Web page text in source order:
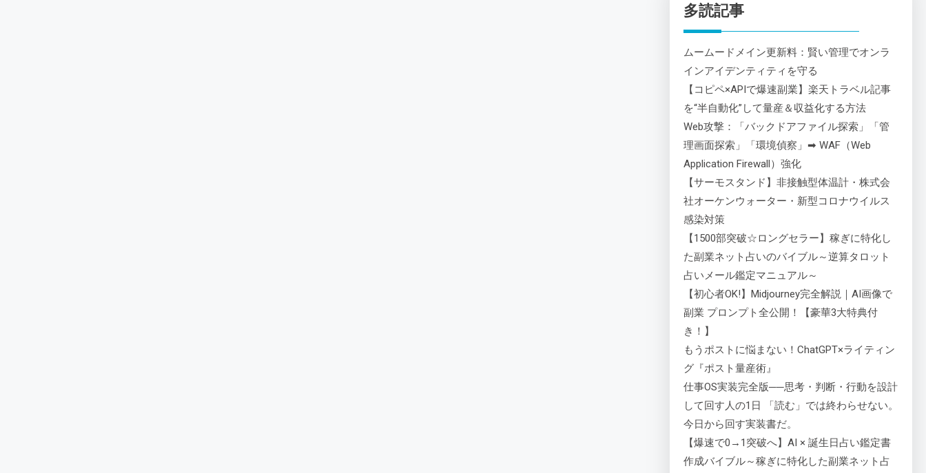
多読記事
ムームードメイン更新料：賢い管理でオンラ
インアイデンティティを守る
【コピペ×APIで爆速副業】楽天トラベル記事
を“半自動化”して量産＆収益化する方法
Web攻撃：「バックドアファイル探索」「管
理画面探索」「環境偵察」➡ WAF（Web
Application Firewall）強化
【サーモスタンド】非接触型体温計・株式会
社オーケンウォーター・新型コロナウイルス
感染対策
【1500部突破☆ロングセラー】稼ぎに特化し
た副業ネット占いのバイブル～逆算タロット
占いメール鑑定マニュアル～
【初心者OK!】Midjourney完全解説｜AI画像で
副業 プロンプト全公開！【豪華3大特典付
き！】
もうポストに悩まない！ChatGPT×ライティン
グ『ポスト量産術』
仕事OS実装完全版──思考・判断・行動を設計
して回す人の1日 「読む」では終わらせない。
今日から回す実装書だ。
【爆速で0→1突破へ】AI × 誕生日占い鑑定書
作成バイブル～稼ぎに特化した副業ネット占